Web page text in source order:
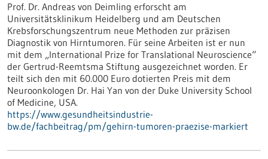
Prof. Dr. Andreas von Deimling erforscht am
Universitätsklinikum Heidelberg und am Deutschen
Krebsforschungszentrum neue Methoden zur präzisen
Diagnostik von Hirntumoren. Für seine Arbeiten ist er nun
mit dem „International Prize for Translational Neuroscience“
der Gertrud-Reemtsma Stiftung ausgezeichnet worden. Er
teilt sich den mit 60.000 Euro dotierten Preis mit dem
Neuroonkologen Dr. Hai Yan von der Duke University School
of Medicine, USA.
https://www.gesundheitsindustrie-
bw.de/fachbeitrag/pm/gehirn-tumoren-praezise-markiert